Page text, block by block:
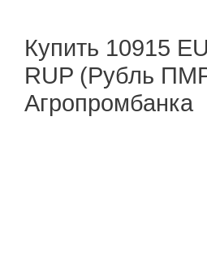
Купить 10915
RUP (Рубль
Агропромбанка